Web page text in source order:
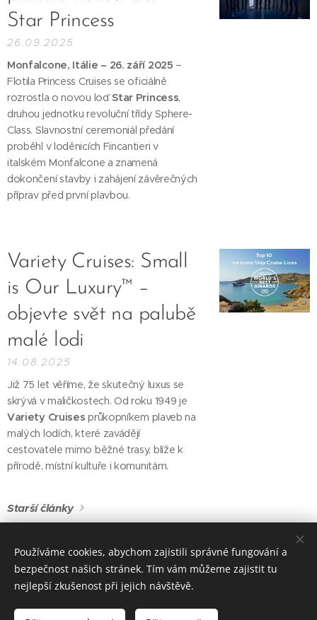
Star Princess
26.09.2025
Monfalcone, Itálie – 26. září 2025 –
Flotila Princess Cruises se oficiálně
rozrostla o novou loďStar Princess,
druhou jednotku revoluční třídy Sphere-
Class. Slavnostní ceremoniál předání
proběhl v loděnicích Fincantieri v
italském Monfalcone a znamená
dokončení stavby i zahájení závěrečných
příprav před první plavbou.
Variety Cruises: Small
is Our Luxury™ –
objevte svět na palubě
malé lodi
14.08.2025
Již 75 let věříme, že skutečný luxus se
skrývá v maličkostech. Od roku 1949 je
Variety Cruises průkopníkem plaveb na
malých lodích, které zavádějí
cestovatele mimo běžné trasy, blíže k
přírodě, místní kultuře i komunitám.
Starší články
© 2008-2026 Aeroworld a.s. a Discover Travel s.r.o. - Vaši
partneři v oblasti cestovního ruchu
informace@discovertheworld.biz
Používáme cookies, abychom zajistili správné fungování a
bezpečnost našich stránek. Tím vám můžeme zajistit tu
nejlepší zkušenost při jejich návštěvě.